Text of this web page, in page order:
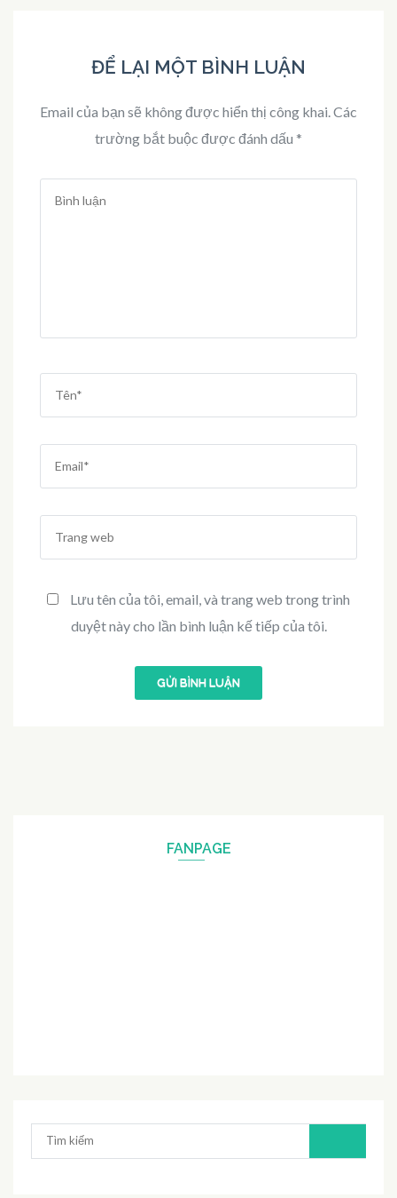
ĐỂ LẠI MỘT BÌNH LUẬN
Email của bạn sẽ không được hiển thị công khai. Các
trường bắt buộc được đánh dấu *
Lưu tên của tôi, email, và trang web trong trình
duyệt này cho lần bình luận kế tiếp của tôi.
FANPAGE
kiếm: